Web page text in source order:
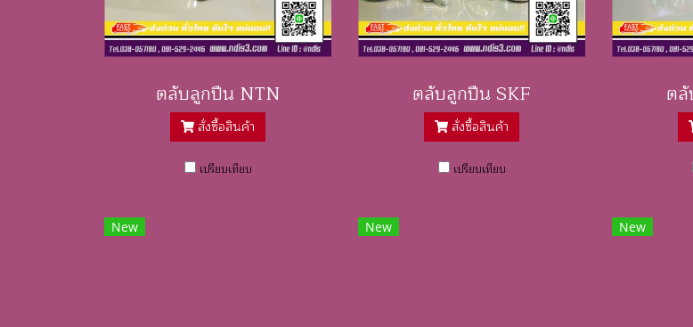
ตลับลูกปืน NTN
สั่งซื้อสินค้า
เปรียบเทียบ
ตลับลูกปืน SKF
สั่งซื้อสินค้า
เปรียบเทียบ
ต
New New New